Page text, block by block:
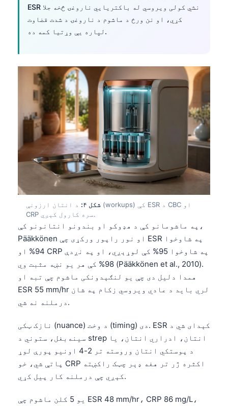
ESR نشي کولی ویروسي له باکتریایي ناروغۍ څخه جلا
کړي، او نن ورځ د ماشوم د ناروغۍ د شدت قضاوت
لپاره یې وړتیا کمه ده.
شکل ۴:
د انتان ارزونې (workups) کې ESR د CBC او
CRP سره کارول کېږي.
په ماشومانو کې د هډوکو او بندونو انتانونو کې،
Pääkkönen او نور راپور ورکړی چې ESR په شاوخوا
94% او CRP په شاوخوا 95% کې لوړېږي، او په نږدې
98% کې هر یو نښه مثبت وي (Pääkkönen et al., 2010).
همدا دلیل دی چې یو لنګېدونکی ماشوم چې تبه او
ESR 55 mm/hr لري باید د عادي ویروسي زکام په شان
درملنه نه شي.
نازک ټکی (nuance) د وخت (timing) دی. ESR کېدای شي د
سینه‌بغل، ستوني د strep انتان، ادراري انتان، یا
د پوستکي انتان وروسته تر 2-4 اونیو پورې لوړ
پاتې شي، خو CRP اکثره ژر تر هغه ډېر چټک راکښته
کېږي چې درملنه کار پیل کړي.
یو 5 کلن ماشوم چې ESR 48 mm/hr، CRP 86 mg/L،